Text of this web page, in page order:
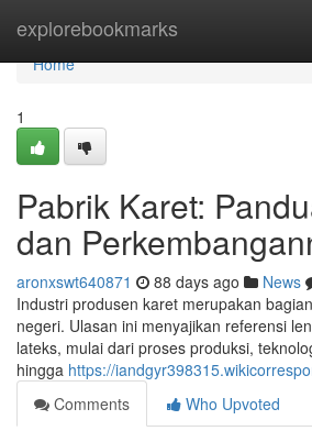
explorebookmarks
Home
Home
1
Pabrik Karet:
dan
aronxswt640871 88 days ago News
Industri produsen karet merupakan
negeri. Ulasan ini menyajikan referensi
lateks, mulai dari proses produksi,
hingga https://
Comments
Who Upvoted